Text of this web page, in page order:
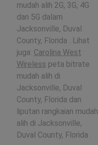
mudah alih 2G, 3G, 4G
dan 5G dalam
Jacksonville, Duval
County, Florida . Lihat
juga: Carolina West
Wireless peta bitrate
mudah alih di
Jacksonville, Duval
County, Florida dan
liputan rangkaian mudah
alih di Jacksonville,
Duval County, Florida .